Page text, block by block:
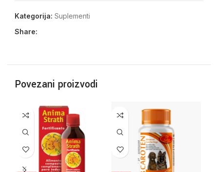
Kategorija: Suplementi
Share:
Povezani proizvodi